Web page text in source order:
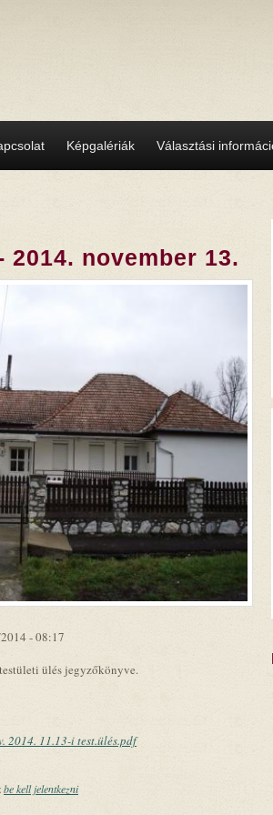
Képgalériák Választási
2014. november 13.
- 08:17
ülés jegyzőkönyve.
2014. 11.13-i test.ülés.pdf
be kell jelentkezni